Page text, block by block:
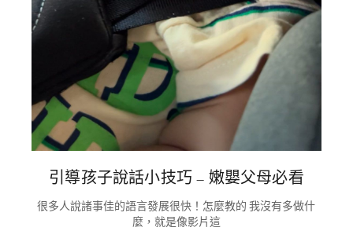
引導孩子說話小技巧 – 嫩嬰父母必看
很多人說諸事佳的語言發展很快！怎麼教的 我沒有多做什
麼，就是像影片這